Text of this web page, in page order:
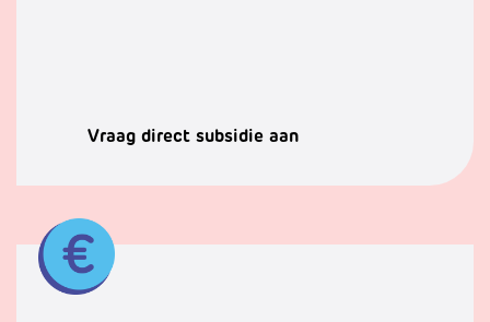
Vraag direct subsidie aan